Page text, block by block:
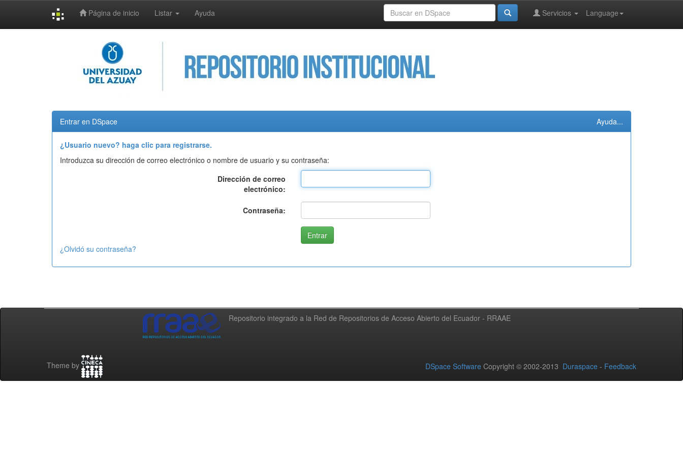
Página de inicio Listar Ayuda Language
Servicios
Entrar en DSpace Ayuda...
¿Usuario nuevo? haga clic para registrarse.
Introduzca su dirección de correo electrónico o nombre de usuario y su contraseña:
Dirección de correo
electrónico:
Contraseña:
¿Olvidó su contraseña?
Repositorio integrado a la Red de Repositorios de Acceso Abierto del Ecuador - RRAAE
Theme by DSpace Software Copyright © 2002-2013 Duraspace - Feedback